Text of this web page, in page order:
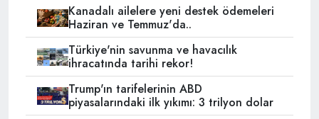
Kanadalı ailelere yeni destek ödemeleri
Haziran ve Temmuz'da..
Türkiye'nin savunma ve havacılık
ihracatında tarihi rekor!
Trump'ın tarifelerinin ABD
piyasalarındaki ilk yıkımı: 3 trilyon dolar